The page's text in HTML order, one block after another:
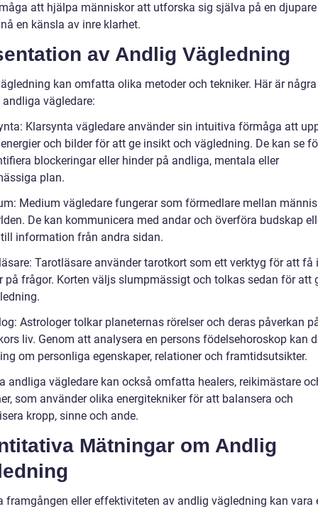
att hjälpa människor att utforska sig själva på en
en känsla av inre klarhet.
av Andlig Vägledning
kan omfatta olika metoder och tekniker. Här är
andliga vägledare:
Klarsynta vägledare använder sin intuitiva förmåga att
och bilder för att ge insikt och vägledning. De kan se
blockeringar eller hinder på andliga, mentala eller
plan.
Medium vägledare fungerar som förmedlare mellan
De kan kommunicera med andar och överföra budskap
information från andra sidan.
Tarotläsare använder tarotkort som ett verktyg för att få
på frågor. Korten väljs slumpmässigt och tolkas sedan för att
Astrologer tolkar planeternas rörelser och deras påverkan
liv. Genom att analysera en persons födelsehoroskop kan
om personliga egenskaper, relationer och framtidsutsikter.
andliga vägledare kan också omfatta healers, reikimästare
som använder olika energitekniker för att balansera och
kropp, sinne och ande.
Mätningar om Andlig
framgången eller effektiviteten av andlig vägledning kan vara